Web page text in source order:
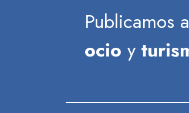
Publicamos
ocio y